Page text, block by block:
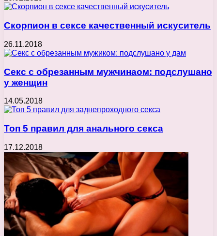
Скорпион в сексе качественный искуситель
26.11.2018
Секс с обрезанным мужчинаом: подслушано
у женщин
14.05.2018
Топ 5 правил для анального секса
17.12.2018